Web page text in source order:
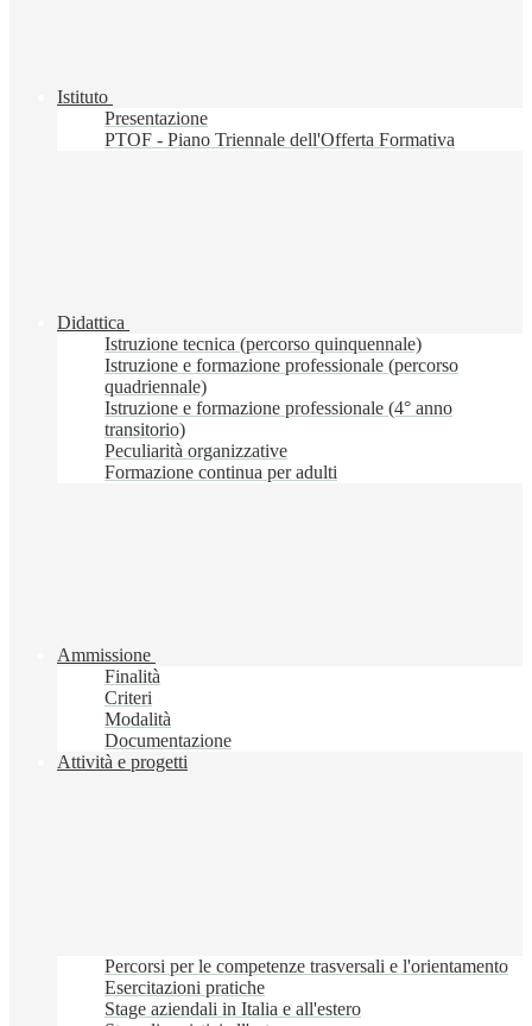
Istituto
Presentazione
PTOF - Piano Triennale dell'Offerta Formativa
Didattica
Istruzione tecnica (percorso quinquennale)
Istruzione e formazione professionale (percorso
quadriennale)
Istruzione e formazione professionale (4° anno
transitorio)
Peculiarità organizzative
Formazione continua per adulti
Ammissione
Finalità
Criteri
Modalità
Documentazione
Attività e progetti
Percorsi per le competenze trasversali e l'orientamento
Esercitazioni pratiche
Stage aziendali in Italia e all'estero